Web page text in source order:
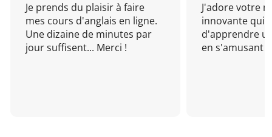
Je prends du plaisir à faire
mes cours d'anglais en ligne.
Une dizaine de minutes par
jour suffisent... Merci !
J'adore votre
innovante qui
d'apprendre
en s'amusant !